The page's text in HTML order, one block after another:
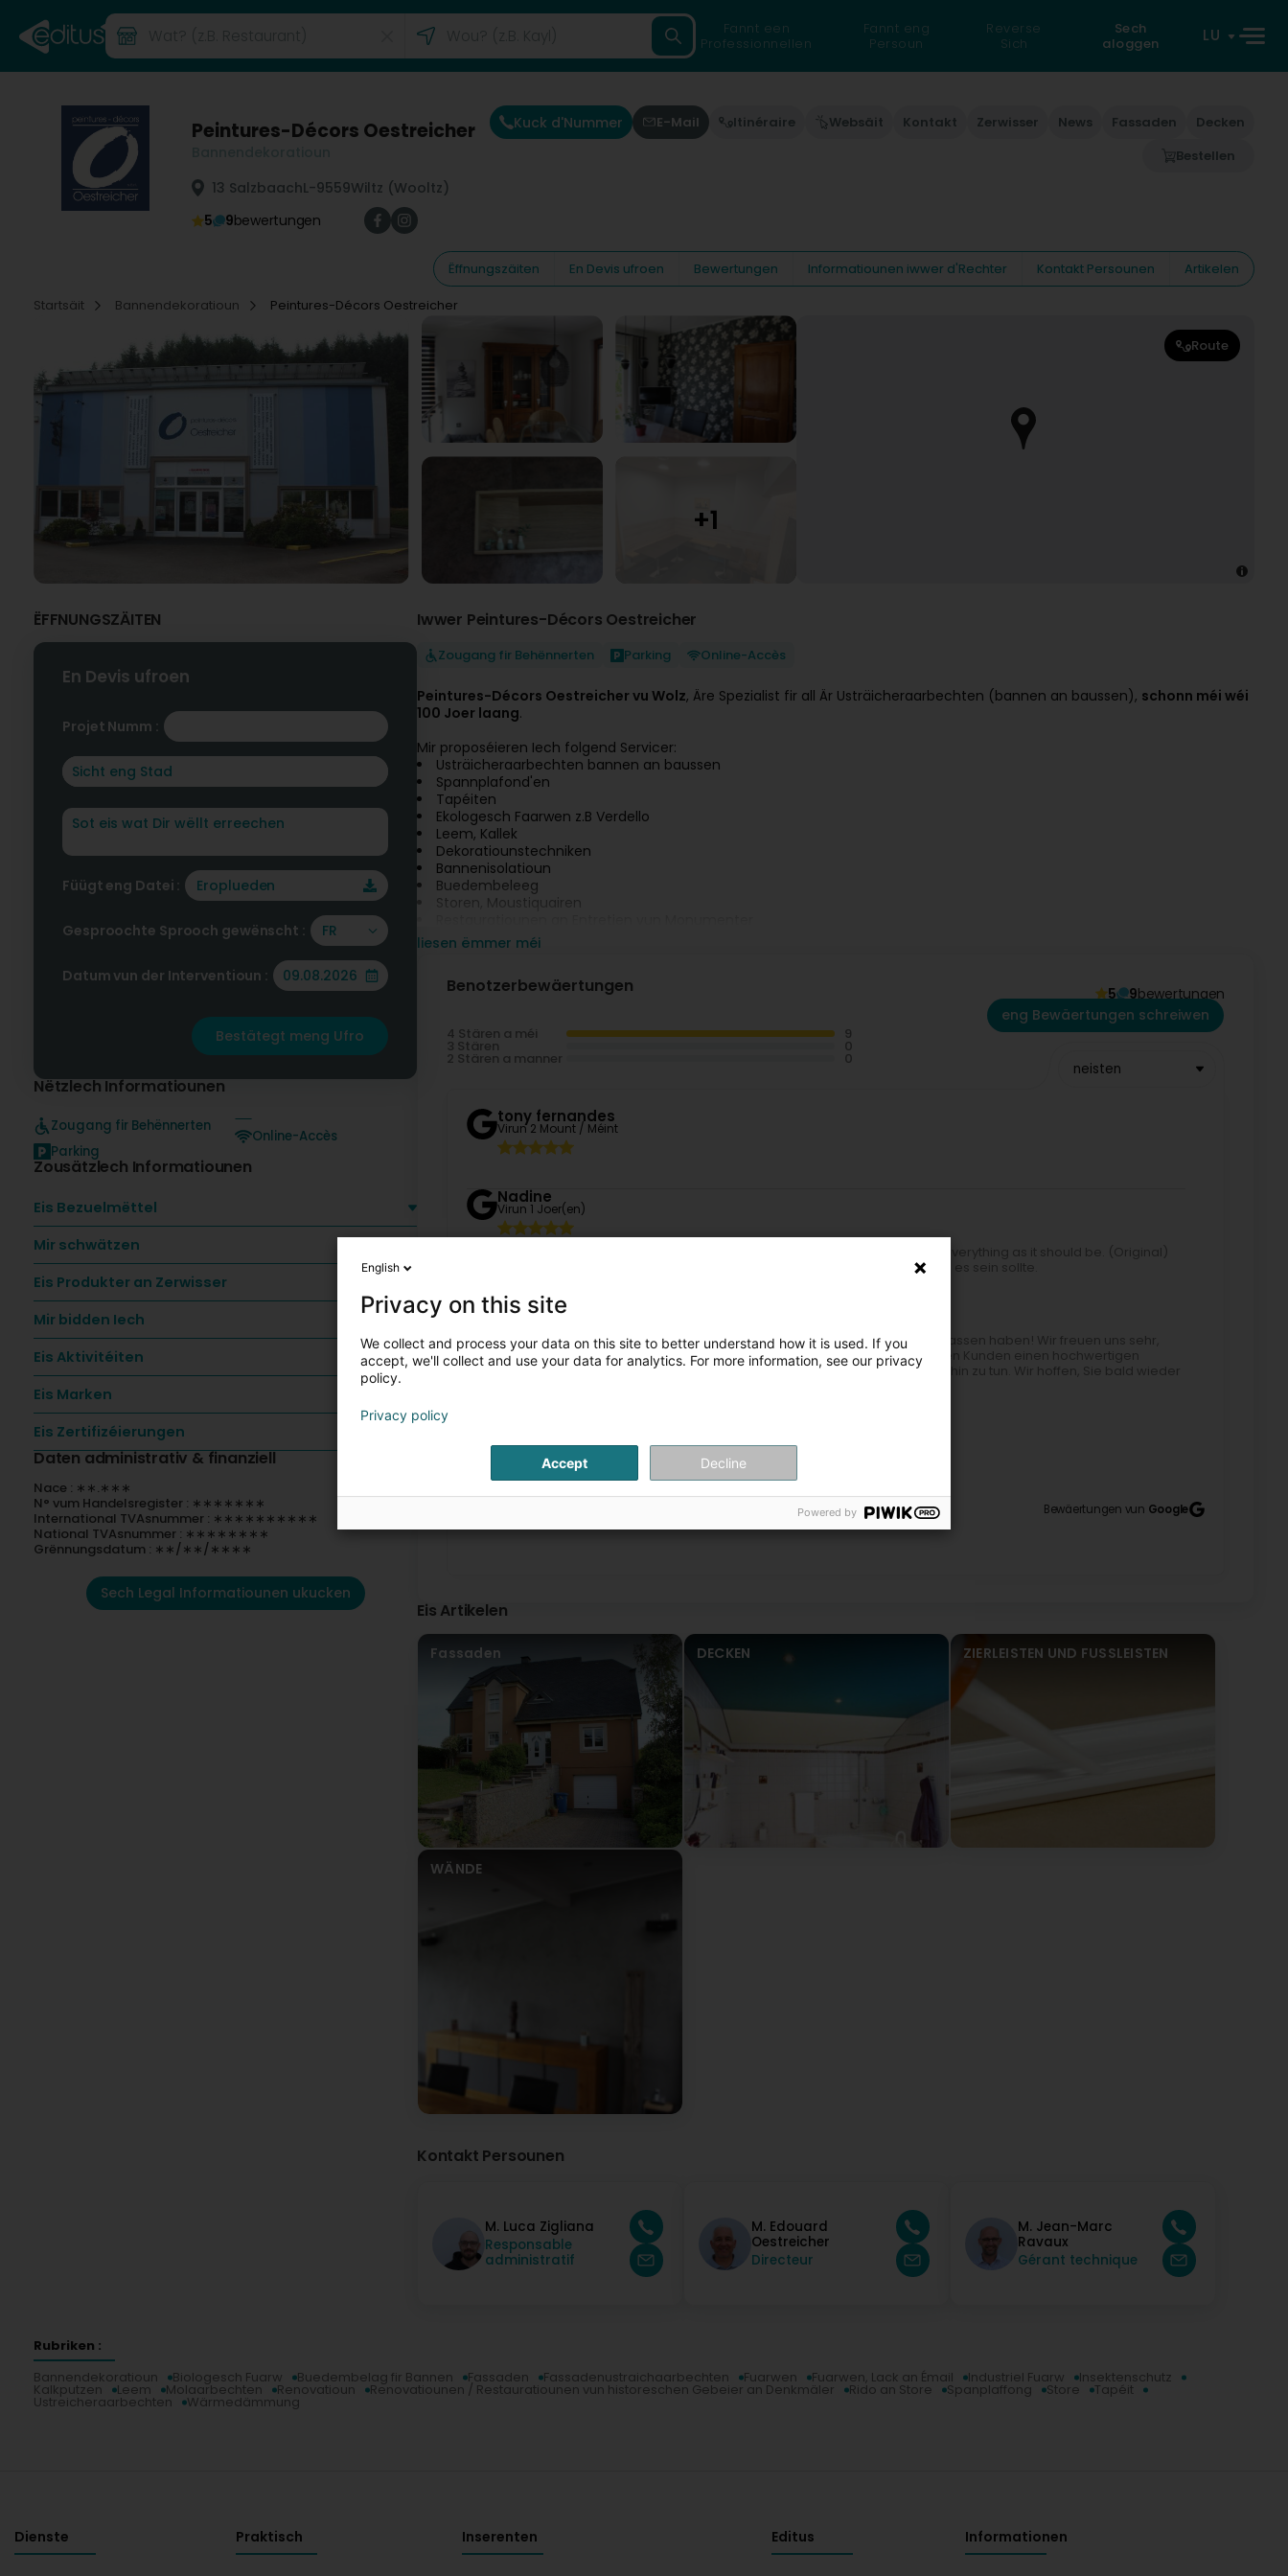
Fannt een
Professionnellen
Fannt eng
Persoun
Reverse
Sich
Sech
aloggen
LU
Peintures-Décors Oestreicher
13 SalzbaachL-9559Wiltz (Wooltz)
5
9bewertungen
Kuck d'Nummer E-Mail Itinéraire Websäit Kontakt Zerwisser News Fassaden
Decken
Bestellen
Ëffnungszäiten En Devis ufroen Bewertungen Informatiounen iwwer d'Rechter Kontakt Persounen
Artikelen
Startsäit
Bannendekoratioun Peintures-Décors Oestreicher
Route
ËFFNUNGSZÄITEN
En Devis ufroen
Projet Numm :
Füügt eng Datei : Eroplueden
Gesproochte Sprooch gewënscht : FR
Datum vun der Interventioun :
Bestätegt meng Ufro
Nëtzlech Informatiounen
Zougang fir Behënnerten
Parking
Online-Accès
Zousätzlech Informatiounen
Eis Bezuelmëttel
Mir schwätzen
Eis Produkter an Zerwisser
Mir bidden Iech
Eis Aktivitéiten
Eis Marken
Eis Zertifizéierungen
Daten administrativ & finanziell
Nace : ∗∗.∗∗∗
N° vum Handelsregister : ∗∗∗∗∗∗∗
International TVAsnummer : ∗∗∗∗∗∗∗∗∗∗
National TVAsnummer : ∗∗∗∗∗∗∗∗
Grënnungsdatum : ∗∗/∗∗/∗∗∗∗
Sech Legal Informatiounen ukucken
Iwwer Peintures-Décors Oestreicher
Zougang fir Behënnerten Parking Online-Accès
Peintures-Décors Oestreicher vu Wolz, Äre Spezialist fir all Är Usträicheraarbechten (bannen an baussen), schonn méi wéi
100 Joer laang.
Mir proposéieren Iech folgend Servicer:
Usträicheraarbechten bannen an baussen
Spannplafond'en
Tapéiten
Ekologesch Faarwen z.B Verdello
Leem, Kallek
Dekoratiounstechniken
Bannenisolatioun
Buedembeleeg
Storen, Moustiquairen
Facebook/Instagram: Peintures Oestreicher
liesen ëmmer méi
Benotzerbewäertungen 5 9bewertungen
4 Stären a méi
3 Stären
2 Stären a manner
eng Bewäertungen schreiwen
neisten
tony fernandes
Virun 2 Mount / Méint
Nadine
Virun 1 Joer(en)
(Translated by Google) From the cost estimate to advice to execution - everything as it should be. (Original)
Vom Kostenvoranschlag über die Beratung bis zur Ausführung - alles wie es sein sollte.
Peintures-Décors Oestreicher
Hallo Nadine, Danke, dass Sie uns eine so positive Bewertung hinterlassen haben! Wir freuen uns sehr,
dass Sie eine gute Zeit mit uns hatten. Wir bemühen uns sehr, unseren Kunden einen hochwertigen
Service zu bieten, und Ihre Bewertung ermutigt uns, dies auch weiterhin zu tun. Wir hoffen, Sie bald wieder
(Translated by Google) Beautiful landscape park with many tulips (Original) Wunderschöner Landschaftspark
mit vielen Tulpen
Virun 2 Joer(en)
M-A D.
Virun 3 Joer(en)
(Translated by Google) Friendly, professional and very customer-friendly (Original) Freundlich, professionell
und sehr kundenfreundlich
Peintures-Décors Oestreicher
Virun 3 Joer(en)
Bewäertungen vun Google
Eis Artikelen
Fassaden DECKEN ZIERLEISTEN UND FUSSLEISTEN
WÄNDE
Kontakt Persounen
M. Luca Zigliana
Responsable
administratif
M. Edouard
Oestreicher
Directeur
M. Jean-Marc
Ravaux
Gérant technique
Rubriken :
Bannendekoratioun
Biologesch Fuarw Buedembelag fir Bannen Fassaden Fassadenustraichaarbechten Fuarwen Fuarwen, Lack an Émail Industriel Fuarw Insektenschutz
Kalkputzen Leem Molaarbechten Renovatioun Renovatiounen / Restauratiounen vun historeschen Gebeier an Denkmäler Rido an Store Spanplaffong Store Tapéit
Ustreicheraarbechten Wärmedämmung
Dienste Praktisch Inserenten Editus Informationen
English
Privacy on this site
We collect and process your data on this site to better understand how it is used. If you
accept, we'll collect and use your data for analytics. For more information, see our privacy
policy.
Privacy policy
Accept Decline
Powered by